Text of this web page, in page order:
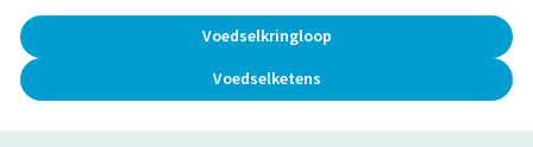
Voedselkringloop
Voedselketens